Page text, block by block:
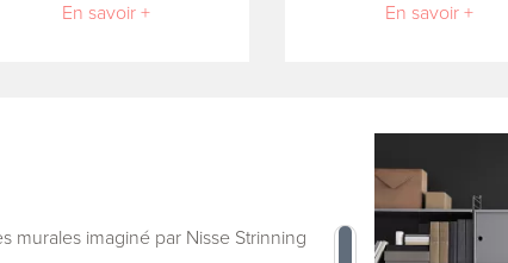
En savoir +
En savoir +
murales imaginé par Nisse Strinning